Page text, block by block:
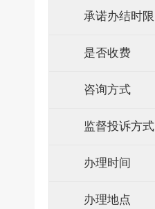
承诺办结时限
是否收费
咨询方式
监督投诉方式
办理时间
办理地点